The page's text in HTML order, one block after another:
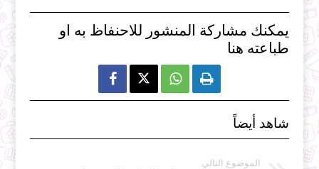
يمكنك مشاركة المنشور للاحنفاظ به او
طباعته هنا
  
شاهد أيضاً
الموضوع التالي